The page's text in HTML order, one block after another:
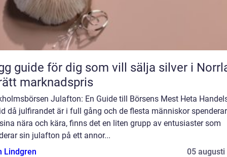
guide för dig som vill sälja silver i
marknadspris
Julafton: En Guide till Börsens Mest Heta
då julfirandet är i full gång och de flesta människor
nära och kära, finns det en liten grupp av entusiaster som
sin julafton på ett annor...
Lindgren
05 augusti